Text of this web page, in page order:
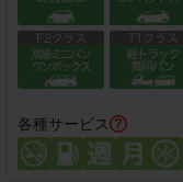
各種サービス